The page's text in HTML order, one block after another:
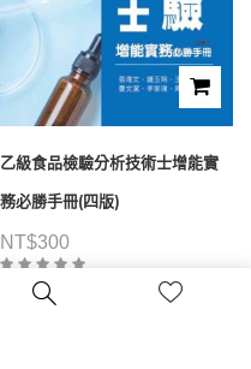
乙級食品檢驗分析技術士增能實
務必勝手冊(四版)
NT$300